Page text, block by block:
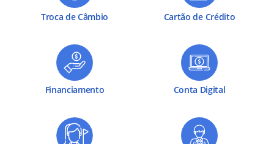
Troca de Câmbio Cartão de Crédito
Financiamento Conta Digital